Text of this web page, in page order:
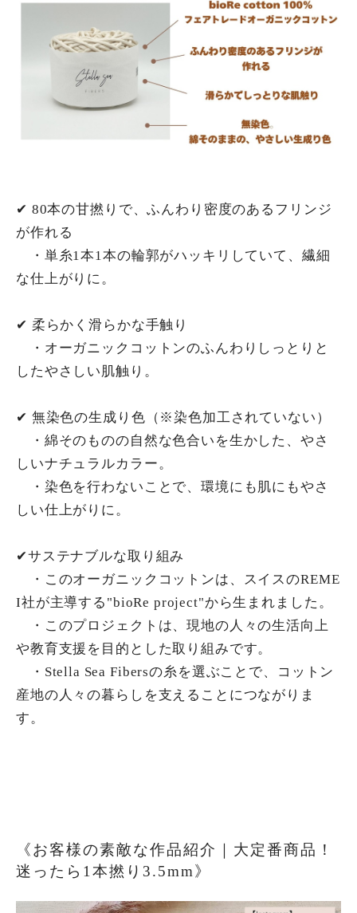
✔︎ 80本の甘撚りで、ふんわり密度のあるフリンジ
が作れる
・単糸1本1本の輪郭がハッキリしていて、繊細
な仕上がりに。
✔︎ 柔らかく滑らかな手触り
・オーガニックコットンのふんわりしっとりと
したやさしい肌触り。
✔︎ 無染色の生成り色（※染色加工されていない）
・綿そのものの自然な色合いを生かした、やさ
しいナチュラルカラー。
・染色を行わないことで、環境にも肌にもやさ
しい仕上がりに。
✔︎サステナブルな取り組み
・このオーガニックコットンは、スイスのREME
I社が主導する"bioRe project"から生まれました。
・このプロジェクトは、現地の人々の生活向上
や教育支援を目的とした取り組みです。
・Stella Sea Fibersの糸を選ぶことで、コットン
産地の人々の暮らしを支えることにつながりま
す。
《お客様の素敵な作品紹介｜大定番商品！
迷ったら1本撚り3.5mm》